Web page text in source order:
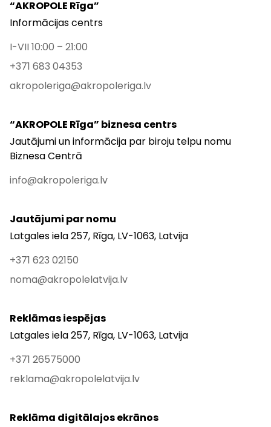
“AKROPOLE Rīga”
Informācijas centrs
I-VII 10:00 – 21:00
+371 683 04353
akropoleriga@akropoleriga.lv
“AKROPOLE Rīga” biznesa centrs
Jautājumi un informācija par biroju telpu nomu
Biznesa Centrā
info@akropoleriga.lv
Jautājumi par nomu
Latgales iela 257, Rīga, LV-1063, Latvija
+371 623 02150
noma@akropolelatvija.lv
Reklāmas iespējas
Latgales iela 257, Rīga, LV-1063, Latvija
+371 26575000
reklama@akropolelatvija.lv
Reklāma digitālajos ekrānos